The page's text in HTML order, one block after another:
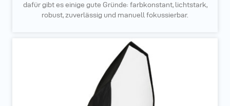
dafür gibt es einige gute Gründe: farbkonstant, lichtstark,
robust, zuverlässig und manuell fokussierbar.